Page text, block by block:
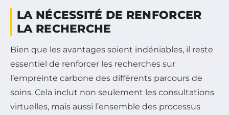
LA NÉCESSITÉ DE RENFORCER
LA RECHERCHE
Bien que les avantages soient indéniables, il reste
essentiel de renforcer les recherches sur
l’empreinte carbone des différents parcours de
soins. Cela inclut non seulement les consultations
virtuelles, mais aussi l’ensemble des processus